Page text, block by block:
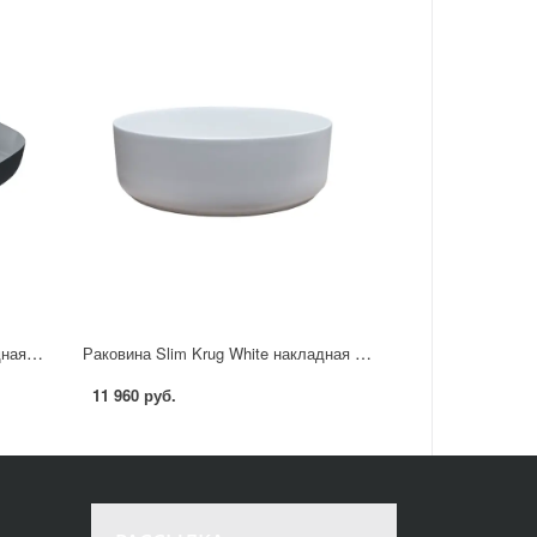
Раковина AM.PM Struktura накладная 45 см матовая керамика цвет серый Раковина Slim Krug White накладная 37 см матовая керамика цвет белый
11 960 руб.